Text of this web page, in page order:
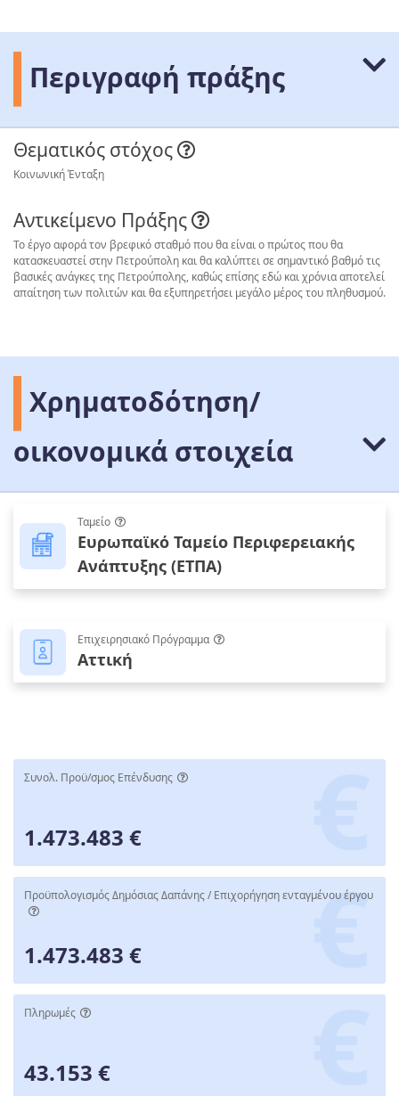
Περιγραφή πράξης
Θεματικός στόχος
Κοινωνική Ένταξη
Αντικείμενο Πράξης
Το έργο αφορά τον βρεφικό σταθμό που θα είναι ο πρώτος που θα
κατασκευαστεί στην Πετρούπολη και θα καλύπτει σε σημαντικό βαθμό τις
βασικές ανάγκες της Πετρούπολης, καθώς επίσης εδώ και χρόνια αποτελεί
απαίτηση των πολιτών και θα εξυπηρετήσει μεγάλο μέρος του πληθυσμού.
Χρηματοδότηση/
οικονομικά στοιχεία
Ταμείο
Ευρωπαϊκό Ταμείο Περιφερειακής
Ανάπτυξης (ΕΤΠΑ)
Επιχειρησιακό Πρόγραμμα
Αττική
Συνολ. Προϋ/σμος Επένδυσης
1.473.483 €
Προϋπολογισμός Δημόσιας Δαπάνης / Επιχορήγηση ενταγμένου έργου
1.473.483 €
Πληρωμές
43.153 €